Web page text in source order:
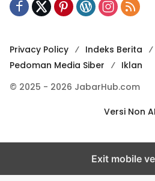
Privacy Policy
Indeks Berita
Pedoman Media Siber
Iklan
© 2025 - 2026 JabarHub.com
Versi Non
Exit mobile